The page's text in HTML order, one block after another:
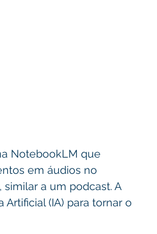
NotebookLM que
em áudios no
a um podcast. A
(IA) para tornar o